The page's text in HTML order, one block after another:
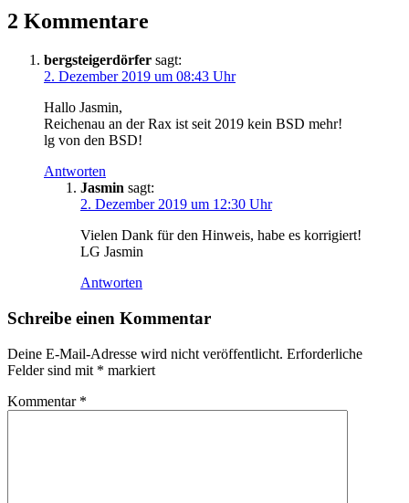
2 Kommentare
bergsteigerdörfer sagt:
2. Dezember 2019 um 08:43 Uhr
Hallo Jasmin,
Reichenau an der Rax ist seit 2019 kein BSD mehr!
lg von den BSD!
Antworten
Jasmin sagt:
2. Dezember 2019 um 12:30 Uhr
Vielen Dank für den Hinweis, habe es korrigiert!
LG Jasmin
Antworten
Schreibe einen Kommentar
Deine E-Mail-Adresse wird nicht veröffentlicht. Erforderliche
Felder sind mit * markiert
Kommentar *